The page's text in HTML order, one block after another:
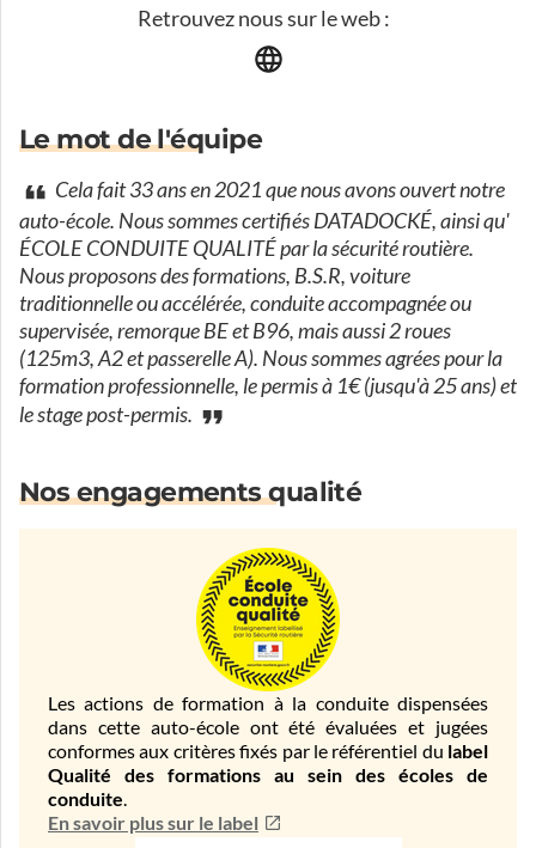
Retrouvez nous sur le web :
Le mot de l'équipe
Cela fait 33 ans en 2021 que nous avons ouvert notre
auto-école. Nous sommes certifiés DATADOCKÉ, ainsi qu'
ÉCOLE CONDUITE QUALITÉ par la sécurité routière.
Nous proposons des formations, B.S.R, voiture
traditionnelle ou accélérée, conduite accompagnée ou
supervisée, remorque BE et B96, mais aussi 2 roues
(125m3, A2 et passerelle A). Nous sommes agrées pour la
formation professionnelle, le permis à 1€ (jusqu'à 25 ans) et
le stage post-permis.
Nos engagements qualité
Les actions de formation à la conduite dispensées
dans cette auto-école ont été évaluées et jugées
conformes aux critères fixés par le référentiel du label
Qualité des formations au sein des écoles de
conduite.
En savoir plus sur le label